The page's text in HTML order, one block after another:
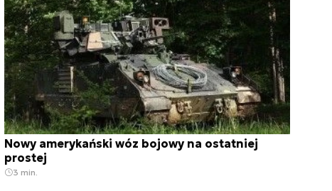
Nowy amerykański wóz bojowy na ostatniej
prostej
3 min.